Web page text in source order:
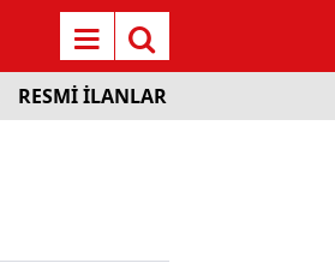
RESMİ İLANLAR